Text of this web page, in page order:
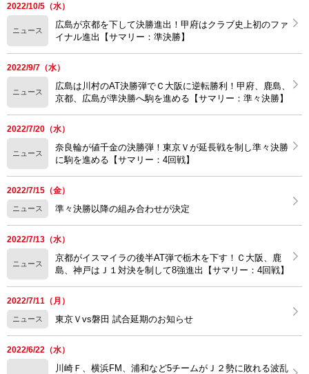
2022/10/5（水）
ニュース
広島が京都を下して決勝進出！甲府はクラブ史上初のファ
イナル進出【サマリー：準決勝】
2022/9/7（水）
ニュース
広島は川村のAT決勝弾でＣ大阪に逆転勝利！甲府、鹿島、
京都、広島が準決勝へ駒を進める【サマリー：準々決勝】
2022/7/20（水）
ニュース
奈良輪が値千金の決勝弾！東京Ｖが延長戦を制し準々決勝
に駒を進める【サマリー：4回戦】
2022/7/15（金）
ニュース 準々決勝以降の組み合わせが決定
2022/7/13（水）
ニュース
京都がイスマイラの後半AT弾で栃木を下す！Ｃ大阪、鹿
島、神戸はＪ１対決を制して8強進出【サマリー：4回戦】
2022/7/11（月）
ニュース 東京Ｖvs磐田 試合延期のお知らせ
2022/6/22（水）
川崎Ｆ、横浜FM、浦和など5チームがＪ２勢に敗れる波乱